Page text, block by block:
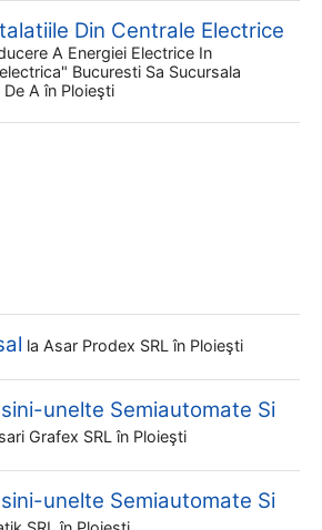
Din Centrale Electrice
A Energiei Electrice In
Bucuresti Sa Sucursala
A în Ploieşti
la Asar Prodex SRL în Ploieşti
unelte Semiautomate Si
Grafex SRL în Ploieşti
unelte Semiautomate Si